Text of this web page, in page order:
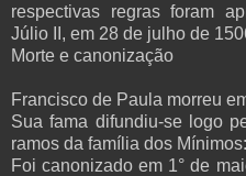
respectivas regras foram
Júlio II, em 28 de julho de
Morte e canonização
Francisco de Paula morreu
Sua fama difundiu-se logo
ramos da família dos
Foi canonizado em 1° de